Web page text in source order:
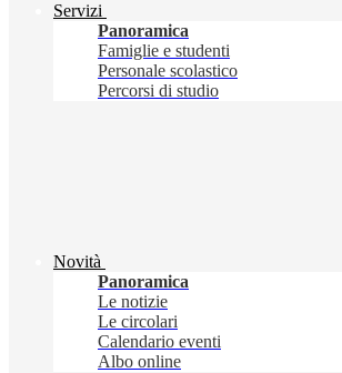
Servizi
Panoramica
Famiglie e studenti
Personale scolastico
Percorsi di studio
Novità
Panoramica
Le notizie
Le circolari
Calendario eventi
Albo online